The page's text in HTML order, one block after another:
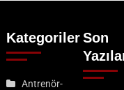
Kategoriler
Antrenör-
Son